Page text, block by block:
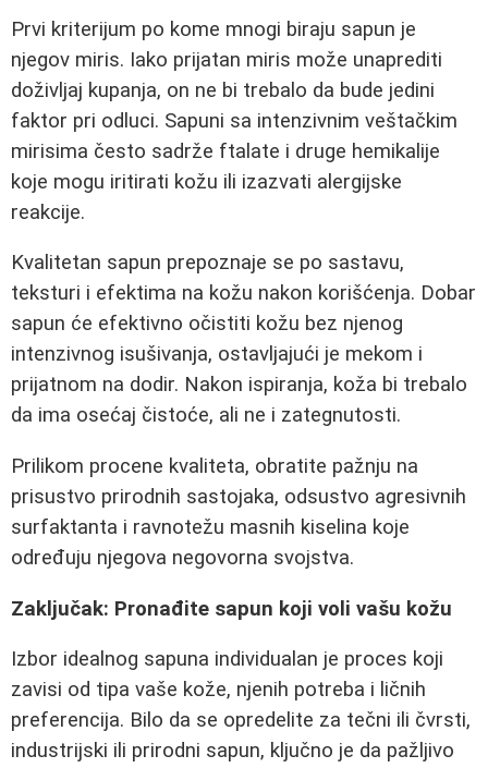
Prvi kriterijum po kome mnogi biraju sapun je
njegov miris. Iako prijatan miris može unaprediti
doživljaj kupanja, on ne bi trebalo da bude jedini
faktor pri odluci. Sapuni sa intenzivnim veštačkim
mirisima često sadrže ftalate i druge hemikalije
koje mogu iritirati kožu ili izazvati alergijske
reakcije.
Kvalitetan sapun prepoznaje se po sastavu,
teksturi i efektima na kožu nakon korišćenja. Dobar
sapun će efektivno očistiti kožu bez njenog
intenzivnog isušivanja, ostavljajući je mekom i
prijatnom na dodir. Nakon ispiranja, koža bi trebalo
da ima osećaj čistoće, ali ne i zategnutosti.
Prilikom procene kvaliteta, obratite pažnju na
prisustvo prirodnih sastojaka, odsustvo agresivnih
surfaktanta i ravnotežu masnih kiselina koje
određuju njegova negovorna svojstva.
Zaključak: Pronađite sapun koji voli vašu kožu
Izbor idealnog sapuna individualan je proces koji
zavisi od tipa vaše kože, njenih potreba i ličnih
preferencija. Bilo da se opredelite za tečni ili čvrsti,
industrijski ili prirodni sapun, ključno je da pažljivo